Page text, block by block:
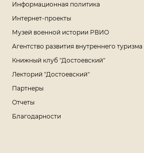
Информационная политика
Интернет-проекты
Музей военной истории РВИО
Агентство развития внутреннего туризма
Книжный клуб "Достоевский"
Лекторий "Достоевский"
Партнеры
Отчеты
Благодарности